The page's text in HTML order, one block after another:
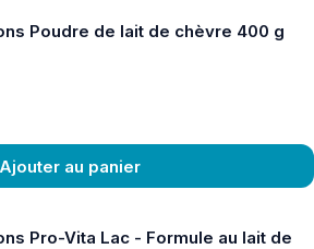
Poudre de lait de chèvre 400 g
Ajouter au panier
Pro-Vita Lac - Formule au lait de